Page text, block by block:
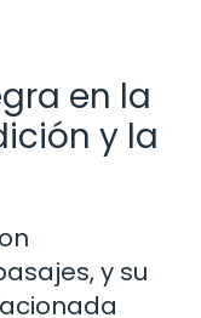
en la
y la
y su